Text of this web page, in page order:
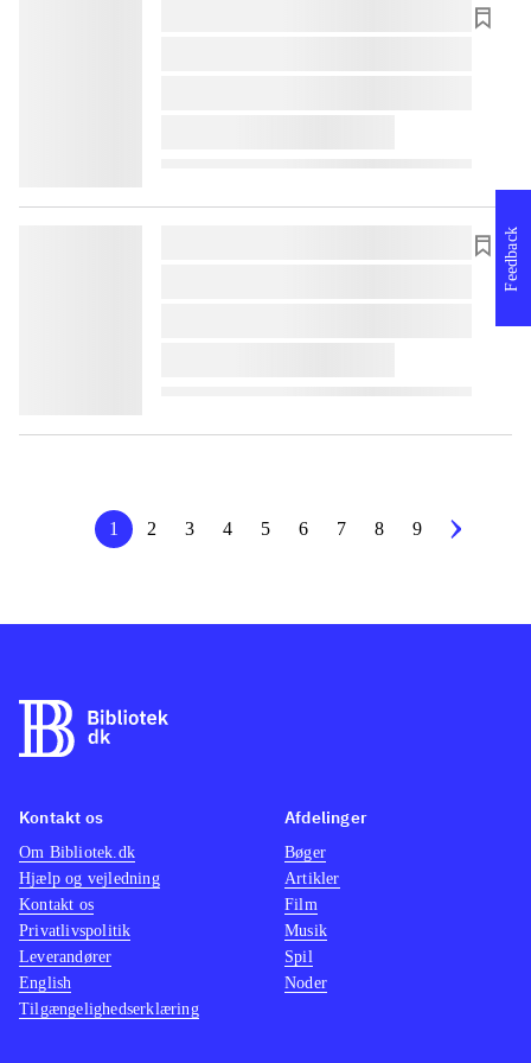
lorem ipsum dolor sit amet ...
lorem ipsum dolor sit amet ...
lorem ipsum dolor sit amet ...
lorem ipsum dolor sit amet ...
1 2 3 4 5 6 7 8 9
Feedback
Kontakt os
Om Bibliotek.dk
Hjælp og vejledning
Kontakt os
Privatlivspolitik
Leverandører
English
Tilgængelighedserklæring
Afdelinger
Bøger
Artikler
Film
Musik
Spil
Noder